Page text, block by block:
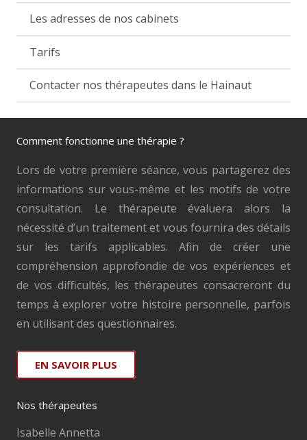
Les adresses de nos cabinets
Tarifs
Contacter nos thérapeutes dans le Hainaut
Comment fonctionne une thérapie ?
Lors de votre première séance, vous partagerez des
informations sur vous-même et les motifs de votre
consultation. Le thérapeute évaluera alors la
nécessité d’un traitement et vous fournira des détails
sur les tarifs applicables. Afin de créer une
compréhension approfondie de vos expériences et
de vos difficultés, les thérapeutes consacreront du
temps à explorer votre histoire personnelle, parfois
en utilisant des questionnaires.
EN SAVOIR PLUS
Nos thérapeutes
Isabelle Annetta